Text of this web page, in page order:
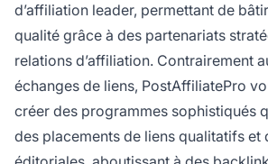
d’affiliation leader, permettant de
qualité grâce à des partenariats
relations d’affiliation. Contrairement
échanges de liens, PostAffiliatePro
créer des programmes sophistiqués
des placements de liens qualitatifs